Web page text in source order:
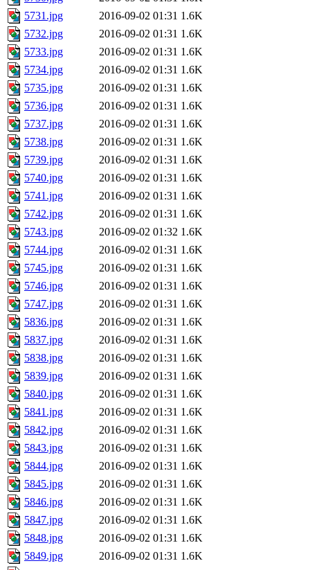
5731.jpg
2016-09-02 01:31 1.6K
5732.jpg
2016-09-02 01:31 1.6K
5733.jpg
2016-09-02 01:31 1.6K
5734.jpg
2016-09-02 01:31 1.6K
5735.jpg
2016-09-02 01:31 1.6K
5736.jpg
2016-09-02 01:31 1.6K
5737.jpg
2016-09-02 01:31 1.6K
5738.jpg
2016-09-02 01:31 1.6K
5739.jpg
2016-09-02 01:31 1.6K
5740.jpg
2016-09-02 01:31 1.6K
5741.jpg
2016-09-02 01:31 1.6K
5742.jpg
2016-09-02 01:31 1.6K
5743.jpg
2016-09-02 01:32 1.6K
5744.jpg
2016-09-02 01:31 1.6K
5745.jpg
2016-09-02 01:31 1.6K
5746.jpg
2016-09-02 01:31 1.6K
5747.jpg
2016-09-02 01:31 1.6K
5836.jpg
2016-09-02 01:31 1.6K
5837.jpg
2016-09-02 01:31 1.6K
5838.jpg
2016-09-02 01:31 1.6K
5839.jpg
2016-09-02 01:31 1.6K
5840.jpg
2016-09-02 01:31 1.6K
5841.jpg
2016-09-02 01:31 1.6K
5842.jpg
2016-09-02 01:31 1.6K
5843.jpg
2016-09-02 01:31 1.6K
5844.jpg
2016-09-02 01:31 1.6K
5845.jpg
2016-09-02 01:31 1.6K
5846.jpg
2016-09-02 01:31 1.6K
5847.jpg
2016-09-02 01:31 1.6K
5848.jpg
2016-09-02 01:31 1.6K
5849.jpg
2016-09-02 01:31 1.6K